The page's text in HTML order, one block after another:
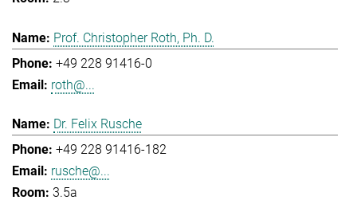
Prof. Christopher Roth, Ph. D.
+49 228 91416-0
roth@...
Dr. Felix Rusche
+49 228 91416-182
rusche@...
3.5a